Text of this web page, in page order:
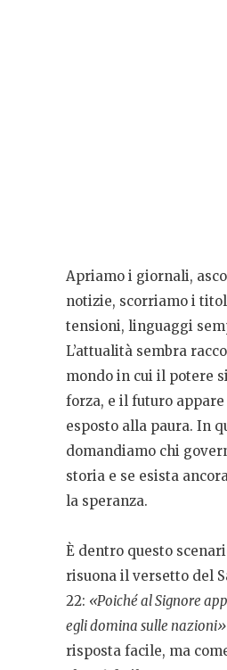
Apriamo i giornali,
notizie, scorriamo i
tensioni, linguaggi
L’attualità sembra
mondo in cui il potere
forza, e il futuro
esposto alla paura. In
domandiamo chi
storia e se esista
la speranza.
È dentro questo
risuona il versetto del
22: «Poiché al Signore
egli domina sulle
risposta facile, ma